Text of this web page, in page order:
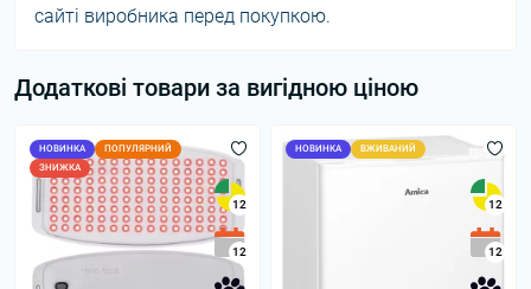
сайті виробника перед покупкою.
Додаткові товари за вигідною ціною
НОВИНКА
ПОПУЛЯРНИЙ
ЗНИЖКА
12
12
НОВИНКА ВЖИВАНИЙ
12
12